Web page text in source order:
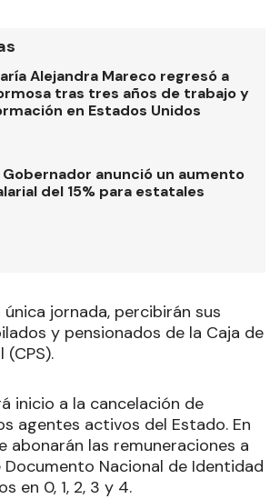
Alejandra Mareco regresó a
tras tres años de trabajo y
en Estados Unidos
Gobernador anunció un aumento
del 15% para estatales
única jornada, percibirán sus
y pensionados de la Caja de
(CPS).
inicio a la cancelación de
agentes activos del Estado. En
abonarán las remuneraciones a
Nacional de Identidad
en 0, 1, 2, 3 y 4.